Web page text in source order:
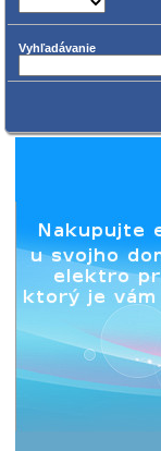
Vyhľadávanie